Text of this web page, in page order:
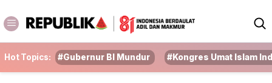
Hot Topics: #Gubernur BI Mundur #Kongres Umat Islam